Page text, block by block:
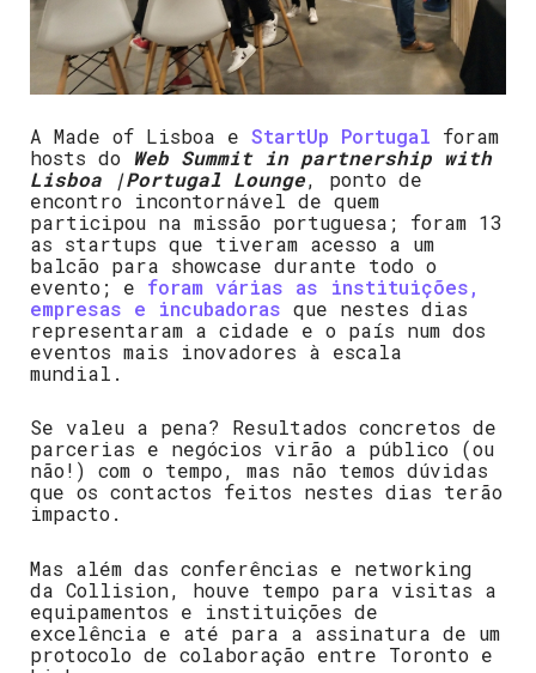
A Made of Lisboa e StartUp Portugal foram
hosts do Web Summit in partnership with
Lisboa |Portugal Lounge, ponto de
encontro incontornável de quem
participou na missão portuguesa; foram 13
as startups que tiveram acesso a um
balcão para showcase durante todo o
evento; e foram várias as instituições,
empresas e incubadoras que nestes dias
representaram a cidade e o país num dos
eventos mais inovadores à escala
mundial.
Se valeu a pena? Resultados concretos de
parcerias e negócios virão a público (ou
não!) com o tempo, mas não temos dúvidas
que os contactos feitos nestes dias terão
impacto.
Mas além das conferências e networking
da Collision, houve tempo para visitas a
equipamentos e instituições de
excelência e até para a assinatura de um
protocolo de colaboração entre Toronto e